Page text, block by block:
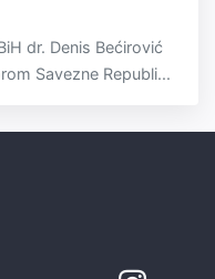
dr. Denis Bećirović
Savezne Republi...